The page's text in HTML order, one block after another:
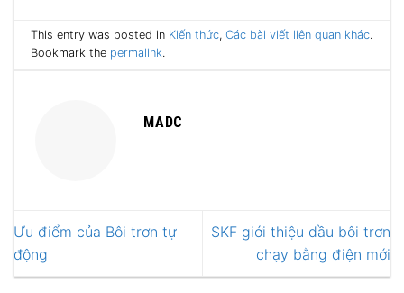
This entry was posted in Kiến thức,Các bài viết liên quan khác.
Bookmark the permalink.
MADC
Ưu điểm của Bôi trơn tự
động
SKF giới thiệu dầu bôi trơn
chạy bằng điện mới